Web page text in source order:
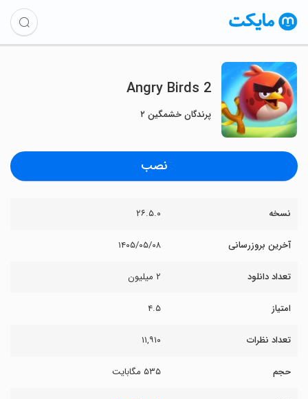
Angry Birds 2
پرندگان خشمگین ۲
نصب
نسخه ۲۶.۵.۰
آخرین بروزرسانی ۱۴۰۵/۰۵/۰۸
تعداد دانلود ۲ میلیون
امتیاز ۴.۵
تعداد نظرات ۱۱,۹۱۰
حجم ۵۳۵ مگابایت